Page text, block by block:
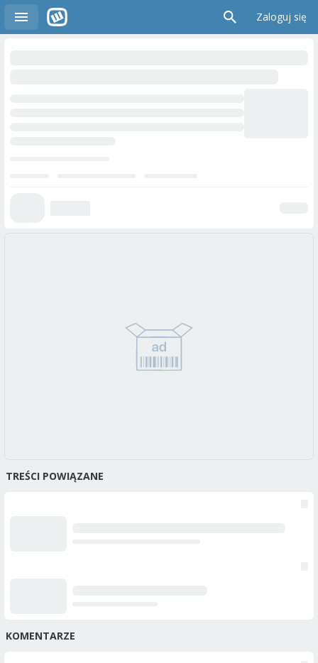
Zaloguj się
TREŚCI POWIĄZANE
KOMENTARZE